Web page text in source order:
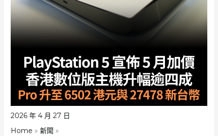
2026 年 4 月 27 日
Home
新聞